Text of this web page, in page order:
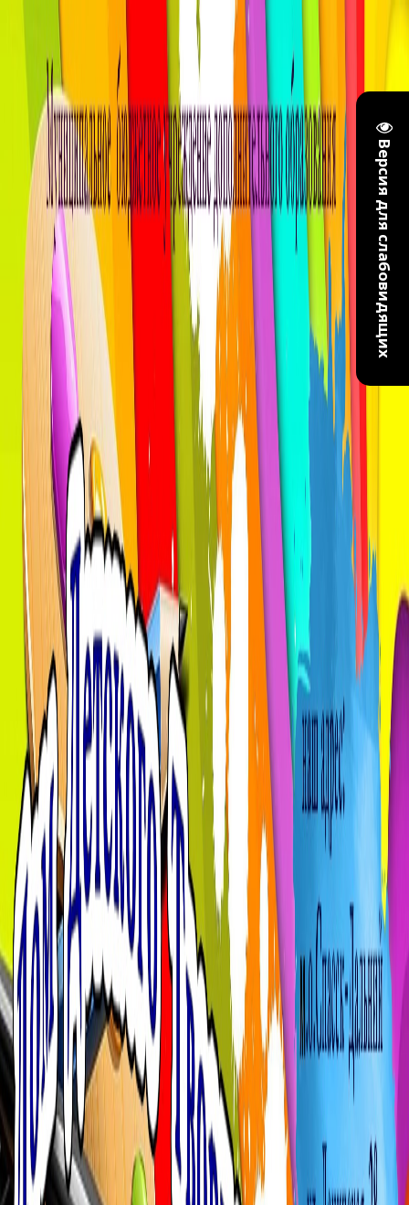
Версия для слабовидящих